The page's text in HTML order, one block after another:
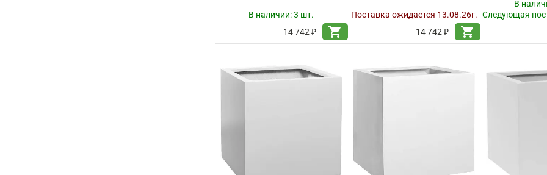
В наличии:3 шт.
14 742 ₽
shopping_cart
Поставка ожидается 13.08.26г.
14 742 ₽
shopping_cart
В
Следующая